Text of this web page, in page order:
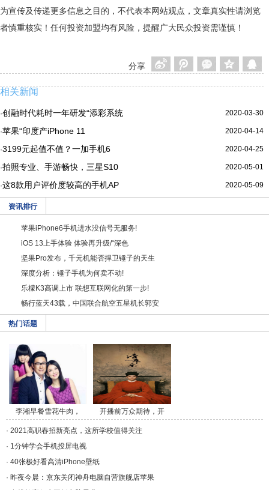
为宣传及传递更多信息之目的，不代表本网站观点，文章真实性请浏览
者慎重核实！任何投资加盟均有风险，提醒广大民众投资需谨慎！
分享
相关新闻
2020-03-30
·创融时代耗时一年研发“添彩系统
2020-04-14
·苹果“印度产iPhone 11
2020-04-25
·3199元起值不值？一加手机6
2020-05-01
·拍照专业、手游畅快，三星S10
2020-05-09
·这8款用户评价度较高的手机AP
资讯排行
苹果iPhone6手机进水没信号无服务!
iOS 13上手体验 体验再升级/“深色
坚果Pro发布，千元机能否捍卫锤子的天生
深度分析：锤子手机为何卖不动!
乐檬K3高调上市 联想互联网化的第一步!
畅行蓝天43载，中国联合航空五星机长郭安
热门话题
李湘早餐雪花牛肉，
午/a>
开播前万众期待，开
播/a>
· 2021高职春招新亮点，这所学校值得关注
· 1分钟学会手机投屏电视
· 40张极好看高清iPhone壁纸
· 昨夜今晨：京东关闭神舟电脑自营旗舰店苹果